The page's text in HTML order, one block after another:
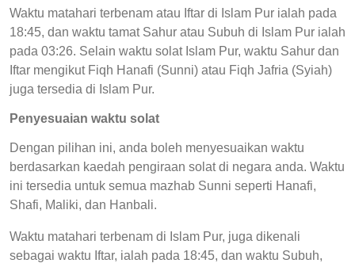
Waktu matahari terbenam atau Iftar di Islam Pur ialah pada
18:45, dan waktu tamat Sahur atau Subuh di Islam Pur ialah
pada 03:26. Selain waktu solat Islam Pur, waktu Sahur dan
Iftar mengikut Fiqh Hanafi (Sunni) atau Fiqh Jafria (Syiah)
juga tersedia di Islam Pur.
Penyesuaian waktu solat
Dengan pilihan ini, anda boleh menyesuaikan waktu
berdasarkan kaedah pengiraan solat di negara anda. Waktu
ini tersedia untuk semua mazhab Sunni seperti Hanafi,
Shafi, Maliki, dan Hanbali.
Waktu matahari terbenam di Islam Pur, juga dikenali
sebagai waktu Iftar, ialah pada 18:45, dan waktu Subuh,